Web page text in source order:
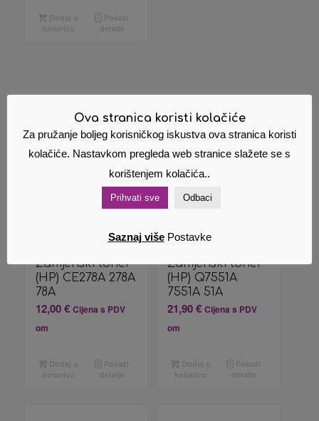
Zamjenski toner
(HP) CE278A 278A
78A
12,00€ Cijena s PDV
om
Zamjenski toner
(HP) Q7551A
7551A 51A
21,90€ Cijena s PDV
om
Ova stranica koristi kolačiće
Za pružanje boljeg korisničkog iskustva ova stranica koristi
kolačiće. Nastavkom pregleda web stranice slažete se s
korištenjem kolačića..
Prihvati sve Odbaci
Saznaj više Postavke